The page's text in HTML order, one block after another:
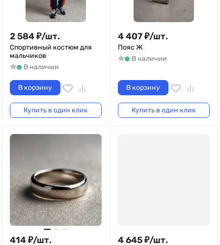
2 584₽/шт.
Спортивный костюм для
мальчиков
В наличии
В корзину
Купить в один клик
4 407₽/шт.
Пояс Ж
В наличии
В корзину
Купить в один клик
414₽/шт. 4 645₽/шт.